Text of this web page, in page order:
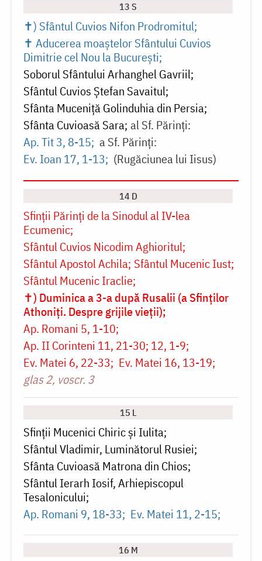
13 S
✝) Sfântul Cuvios Nifon Prodromitul
✝ Aducerea moaștelor Sfântului Cuvios
Dimitrie cel Nou la București
Soborul Sfântului Arhanghel Gavriil
Sfântul Cuvios Ștefan Savaitul
Sfânta Muceniță Golinduhia din Persia
Sfânta Cuvioasă Sara al Sf. Părinți:
Ap. Tit 3, 8-15 a Sf. Părinți:
Ev. Ioan 17, 1-13
(Rugăciunea lui Iisus)
14 D
Sfinţii Părinţi de la Sinodul al IV-lea
Ecumenic
Sfântul Cuvios Nicodim Aghioritul
Sfântul Apostol Achila Sfântul Mucenic Iust
Sfântul Mucenic Iraclie
✝) Duminica a 3-a după Rusalii (a Sfinților
Athoniți. Despre grijile vieții)
Ap. Romani 5, 1-10
Ap. II Corinteni 11, 21-30; 12, 1-9
Ev. Matei 6, 22-33 Ev. Matei 16, 13-19
glas 2, voscr. 3
15 L
Sfinții Mucenici Chiric și Iulita
Sfântul Vladimir, Luminătorul Rusiei
Sfânta Cuvioasă Matrona din Chios
Sfântul Ierarh Iosif, Arhiepiscopul
Tesalonicului
Ap. Romani 9, 18-33
Ev. Matei 11, 2-15
16 M